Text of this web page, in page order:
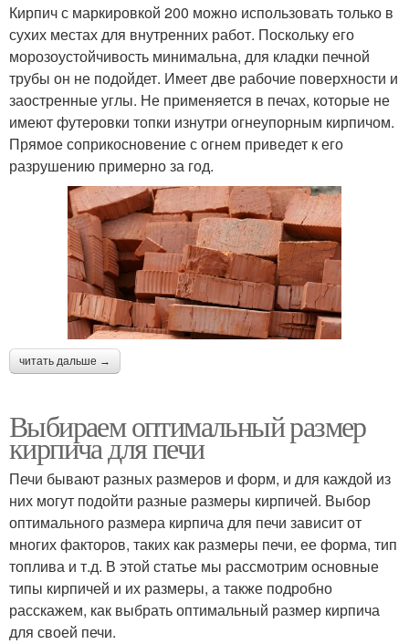
Кирпич с маркировкой 200 можно использовать только в
сухих местах для внутренних работ. Поскольку его
морозоустойчивость минимальна, для кладки печной
трубы он не подойдет. Имеет две рабочие поверхности и
заостренные углы. Не применяется в печах, которые не
имеют футеровки топки изнутри огнеупорным кирпичом.
Прямое соприкосновение с огнем приведет к его
разрушению примерно за год.
читать дальше →
Выбираем оптимальный размер
кирпича для печи
Печи бывают разных размеров и форм, и для каждой из
них могут подойти разные размеры кирпичей. Выбор
оптимального размера кирпича для печи зависит от
многих факторов, таких как размеры печи, ее форма, тип
топлива и т.д. В этой статье мы рассмотрим основные
типы кирпичей и их размеры, а также подробно
расскажем, как выбрать оптимальный размер кирпича
для своей печи.